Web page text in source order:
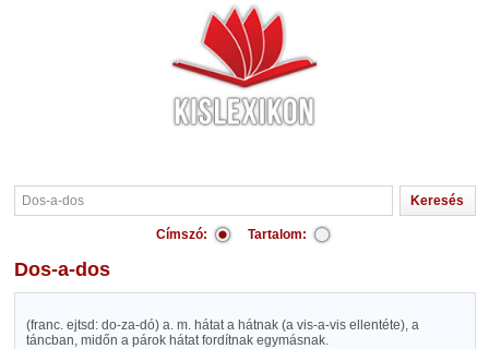
Címszó: Tartalom:
Dos-a-dos
(franc. ejtsd: do-za-dó) a. m. hátat a hátnak (a vis-a-vis ellentéte), a
táncban, midőn a párok hátat fordítnak egymásnak.